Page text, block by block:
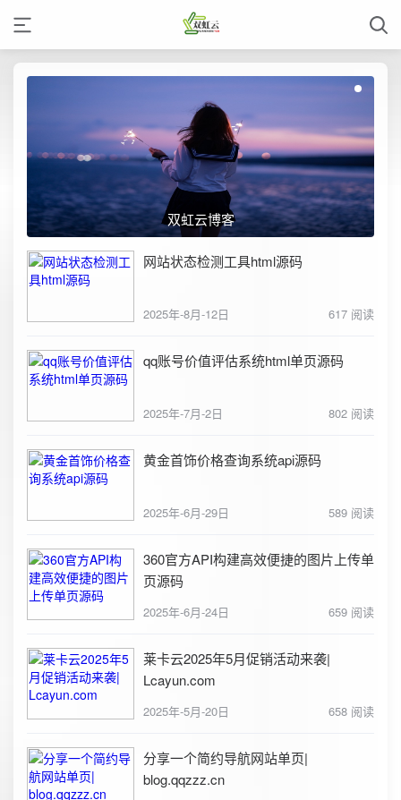
双虹云博客
网站状态检测工具html源码
2025年-8月-12日 617 阅读
qq账号价值评估系统html单页源码
2025年-7月-2日 802 阅读
黄金首饰价格查询系统api源码
2025年-6月-29日 589 阅读
360官方API构建高效便捷的图片上传单
页源码
2025年-6月-24日 659 阅读
莱卡云2025年5月促销活动来袭|
Lcayun.com
2025年-5月-20日 658 阅读
分享一个简约导航网站单页|
blog.qqzzz.cn